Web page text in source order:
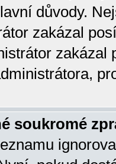
důvody.
zakázal
zakázal
soukromé